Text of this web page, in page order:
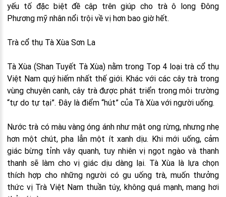
yếu tố đặc biệt đề cập trên giúp cho trà ô long Đông
Phương mỹ nhân nổi trội về vị hơn bao giờ hết.
Trà cổ thụ Tà Xùa Sơn La
Tà Xùa (Shan Tuyết Tà Xùa) nằm trong Top 4 loại trà cổ thụ
Việt Nam quý hiếm nhất thế giới. Khác với các cây trà trong
vùng chuyên canh, cây trà được phát triển trong môi trường
“tự do tự tại”. Đây là điểm “hút” của Tà Xùa với người uống.
Nước trà có màu vàng óng ánh như mật ong rừng, nhưng nhẹ
hơn một chút, pha lẫn một ít xanh dịu. Khi mới uống, cảm
giác bừng tỉnh vây quanh, tuy nhiên vị ngọt ngào và thanh
thanh sẽ làm cho vị giác dịu dàng lại. Tà Xùa là lựa chọn
thích hợp cho những người có gu uống trà, muốn thưởng
thức vị Trà Việt Nam thuần túy, không quá mạnh, mang hơi